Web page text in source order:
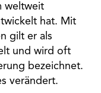
weltweit
hat. Mit
gilt er als
und wird oft
bezeichnet.
verändert.